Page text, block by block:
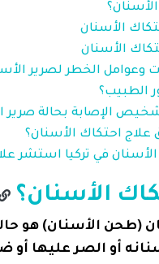
الأسنان
الأسنان
وعوامل الخطر لصرير
الطبيب؟
الإصابة بحالة صرير
علاج احتكاك الأسنان؟
في تركيا استشر
الأسنان؟
(طحن الأسنان) هو
أو الصر عليها